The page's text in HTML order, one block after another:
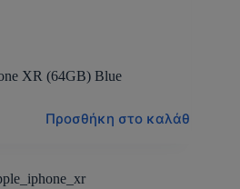
XR (64GB) Blue
Προσθήκη στο καλάθι